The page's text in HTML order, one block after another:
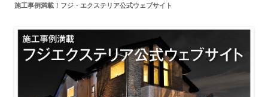
施工事例満載！フジ・エクステリア公式ウェブサイト